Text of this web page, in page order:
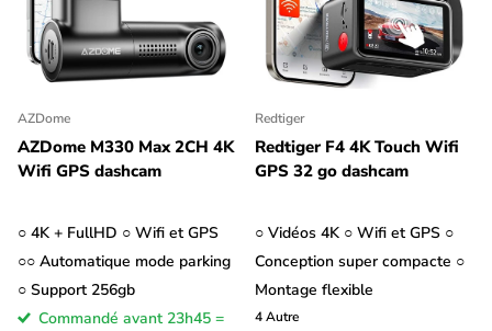
AZDome
AZDome M330 Max 2CH 4K
Wifi GPS dashcam
○ 4K + FullHD ○ Wifi et GPS
○○ Automatique mode parking
○ Support 256gb
Commandé avant 23h45 =
Redtiger
Redtiger F4 4K Touch Wifi
GPS 32 go dashcam
○ Vidéos 4K ○ Wifi et GPS ○
Conception super compacte ○
Montage flexible
4Autre